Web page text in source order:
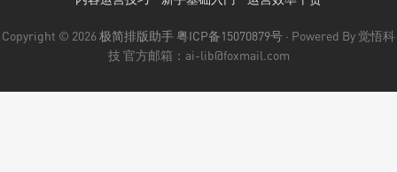
Copyright © 2026极简排版助手粤ICP备15070879号 · Powered By 觉悟科
技 官方邮箱：ai-lib@foxmail.com